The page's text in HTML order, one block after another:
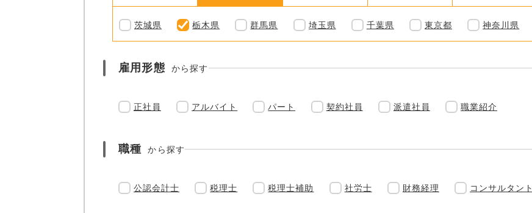
茨城県 栃木県 群馬県 埼玉県 千葉県 東京都 神奈川県
雇用形態 から探す
正社員 アルバイト パート 契約社員 派遣社員 職業紹介
職種 から探す
公認会計士 税理士 税理士補助 社労士 財務経理 コンサルタント